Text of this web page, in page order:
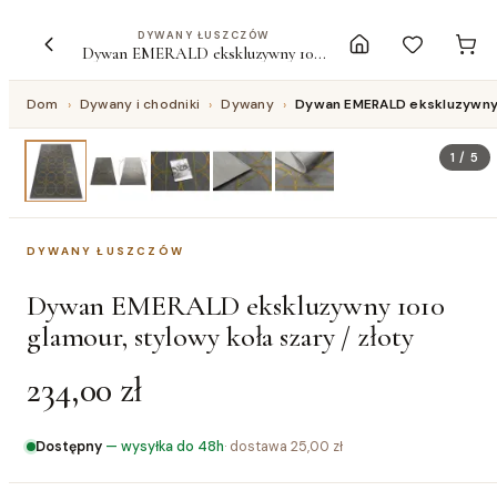
DYWANY ŁUSZCZÓW
Dywan EMERALD ekskluzywny 1010 glamour, stylowy koła szary / złoty
Dom › Dywany i chodniki › Dywany › Dywan EMERALD
1 /5
DYWANY ŁUSZCZÓW
Dywan EMERALD ekskluzywny 1010
glamour, stylowy koła szary / złoty
234,00 zł
Dostępny — wysyłka do 48h· dostawa 25,00 zł